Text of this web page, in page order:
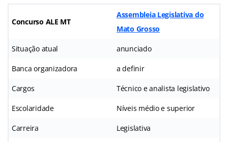
Concurso ALE MT
Assembleia Legislativa do
Mato Grosso
Situação atual anunciado
Banca organizadora a definir
Cargos Técnico e analista legislativo
Escolaridade Níveis médio e superior
Carreira Legislativa